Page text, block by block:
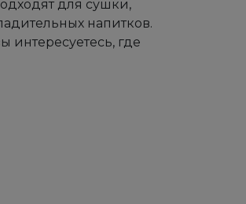
для сушки,
напитков.
интересуетесь, где